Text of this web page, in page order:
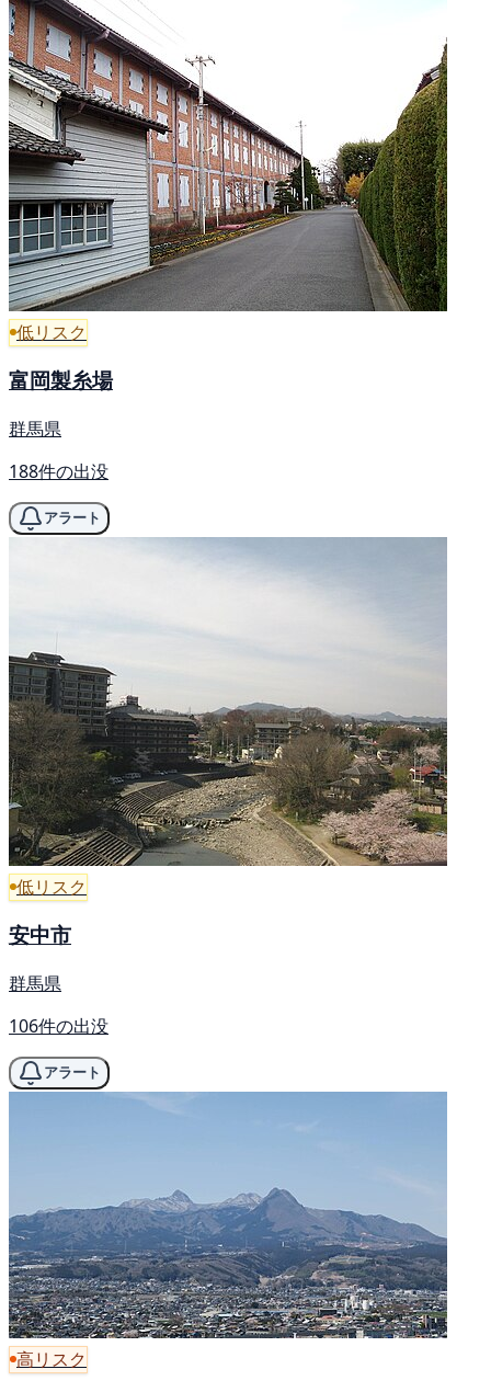
低リスク
富岡製糸場
群馬県
188件の出没
アラート
低リスク
安中市
群馬県
106件の出没
アラート
高リスク